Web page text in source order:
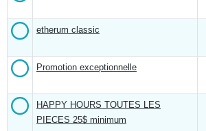
etherum classic
Promotion exceptionnelle
HAPPY HOURS TOUTES LES
PIECES 25$ minimum